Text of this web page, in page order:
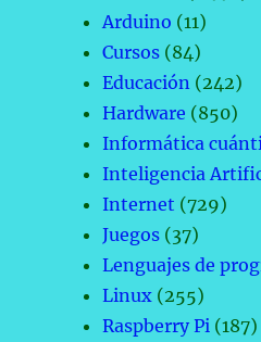
Arduino (11)
Cursos (84)
Educación (242)
Hardware (850)
Informática
Inteligencia
Internet (729)
Juegos (37)
Lenguajes de
Linux (255)
Raspberry Pi (187)